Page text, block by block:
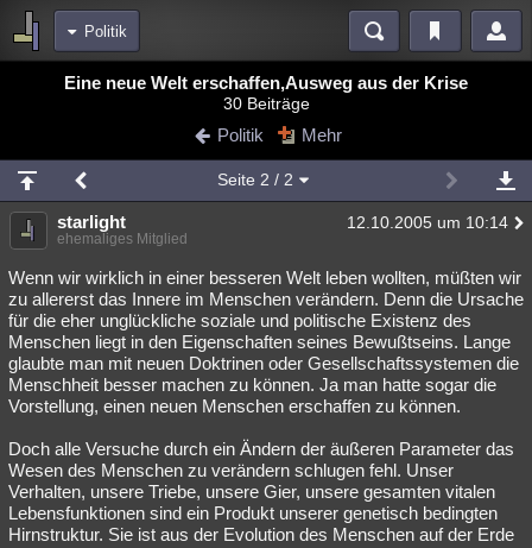
Politik
Bereiche
Blogs
Chat Wiki Neuigkeiten
meine Rubriken
Menschen Mystery Kriminalfälle
Spiritualität Verschwörungen Technologie Ufologie
Natur Umfragen Unterhaltung
weitere Rubriken
Philosophie Träume Orte Esoterik Literatur
Astronomie Helpdesk Gruppen Gaming
Musik Clash Verbesserungen Allmystery English
Übersichten
Eine neue Welt erschaffen,Ausweg aus der Krise
30 Beiträge
Politik Mehr
Seite 2 / 2
starlight 12.10.2005 um 10:14
ehemaliges Mitglied
Wenn wir wirklich in einer besseren Welt leben wollten, müßten wir
zu allererst das Innere im Menschen verändern. Denn die Ursache
für die eher unglückliche soziale und politische Existenz des
Menschen liegt in den Eigenschaften seines Bewußtseins. Lange
glaubte man mit neuen Doktrinen oder Gesellschaftssystemen die
Menschheit besser machen zu können. Ja man hatte sogar die
Vorstellung, einen neuen Menschen erschaffen zu können.
Doch alle Versuche durch ein Ändern der äußeren Parameter das
Wesen des Menschen zu verändern schlugen fehl. Unser
Verhalten, unsere Triebe, unsere Gier, unsere gesamten vitalen
Lebensfunktionen sind ein Produkt unserer genetisch bedingten
Hirnstruktur. Sie ist aus der Evolution des Menschen auf der Erde